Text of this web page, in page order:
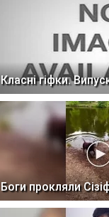
Класні гіфки.
Боги прокляли